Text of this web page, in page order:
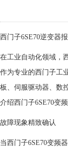
西门子6SE70逆变器
在工业自动化领域，
作为专业的西门子工
板、伺服驱动器、数
介绍西门子6SE70变
故障现象精致确认
当西门子6SE70变频